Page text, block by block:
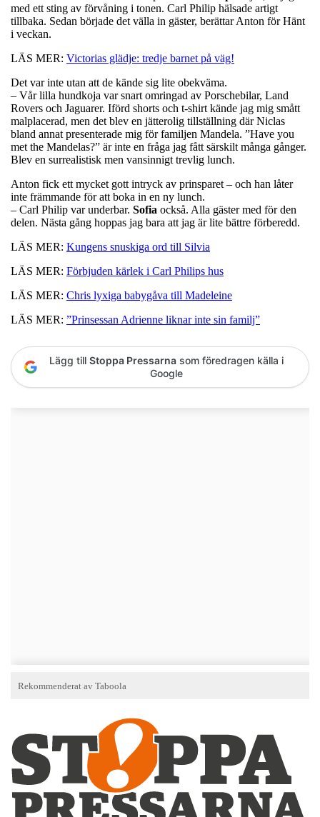
med ett sting av förvåning i tonen. Carl Philip hälsade artigt
tillbaka. Sedan började det välla in gäster, berättar Anton för Hänt
i veckan.
LÄS MER: Victorias glädje: tredje barnet på väg!
Det var inte utan att de kände sig lite obekväma.
– Vår lilla hundkoja var snart omringad av Porschebilar, Land
Rovers och Jaguarer. Iförd shorts och t-shirt kände jag mig smått
malplacerad, men det blev en jätterolig tillställning där Niclas
bland annat presenterade mig för familjen Mandela. ”Have you
met the Mandelas?” är inte en fråga jag fått särskilt många gånger.
Blev en surrealistisk men vansinnigt trevlig lunch.
Anton fick ett mycket gott intryck av prinsparet – och han låter
inte främmande för att boka in en ny lunch.
– Carl Philip var underbar. Sofia också. Alla gäster med för den
delen. Nästa gång hoppas jag bara att jag är lite bättre förberedd.
LÄS MER: Kungens snuskiga ord till Silvia
LÄS MER: Förbjuden kärlek i Carl Philips hus
LÄS MER: Chris lyxiga babygåva till Madeleine
LÄS MER: ”Prinsessan Adrienne liknar inte sin familj”
Lägg till Stoppa Pressarna som föredragen källa i
Google